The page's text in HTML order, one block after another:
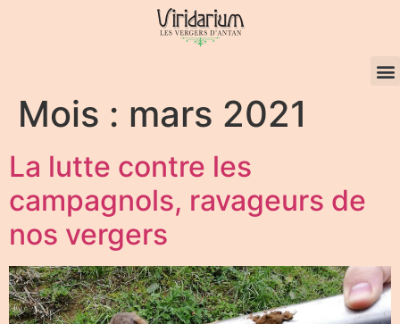
Mois : mars 2021
La lutte contre les
campagnols, ravageurs de
nos vergers